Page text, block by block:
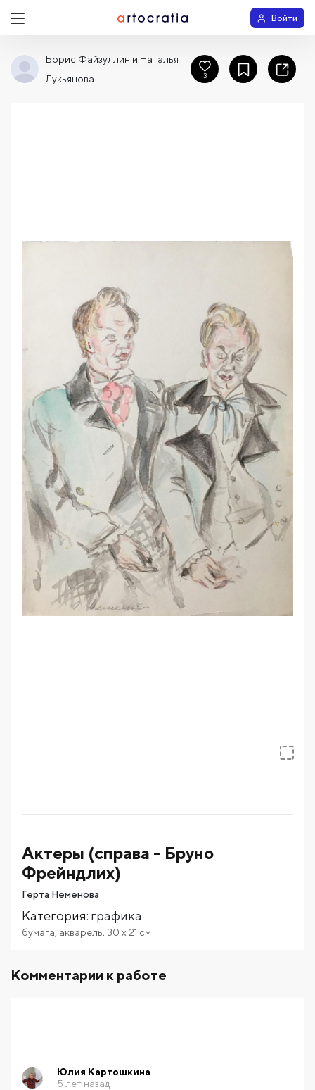
Войти
Актеры (справа - Бруно
Фрейндлих)
Герта Неменова
Категория: графика
бумага акварель 30 x 21 см
Комментарии к работе
Юлия Картошкина
5 лет назад
Борис Файзуллин и Наталья
Лукьянова
3